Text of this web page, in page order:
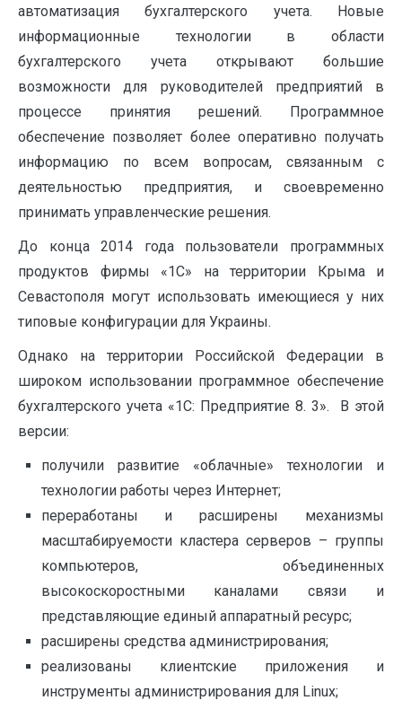
автоматизация бухгалтерского учета. Новые
информационные технологии в области
бухгалтерского учета открывают большие
возможности для руководителей предприятий в
процессе принятия решений. Программное
обеспечение позволяет более оперативно получать
информацию по всем вопросам, связанным с
деятельностью предприятия, и своевременно
принимать управленческие решения.
До конца 2014 года пользователи программных
продуктов фирмы «1С» на территории Крыма и
Севастополя могут использовать имеющиеся у них
типовые конфигурации для Украины.
Однако на территории Российской Федерации в
широком использовании программное обеспечение
бухгалтерского учета «1С: Предприятие 8. 3». В этой
версии:
получили развитие «облачные» технологии и
технологии работы через Интернет;
переработаны и расширены механизмы
масштабируемости кластера серверов – группы
компьютеров, объединенных
высокоскоростными каналами связи и
представляющие единый аппаратный ресурс;
расширены средства администрирования;
реализованы клиентские приложения и
инструменты администрирования для Linux;